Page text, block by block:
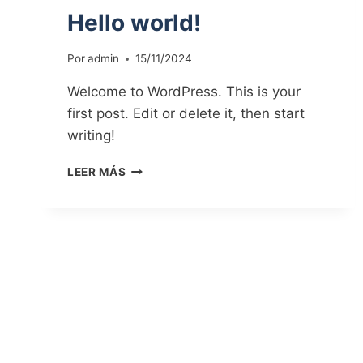
Hello world!
Poradmin 15/11/2024
Welcome to WordPress. This is your
first post. Edit or delete it, then start
writing!
LEER MÁS HELLO